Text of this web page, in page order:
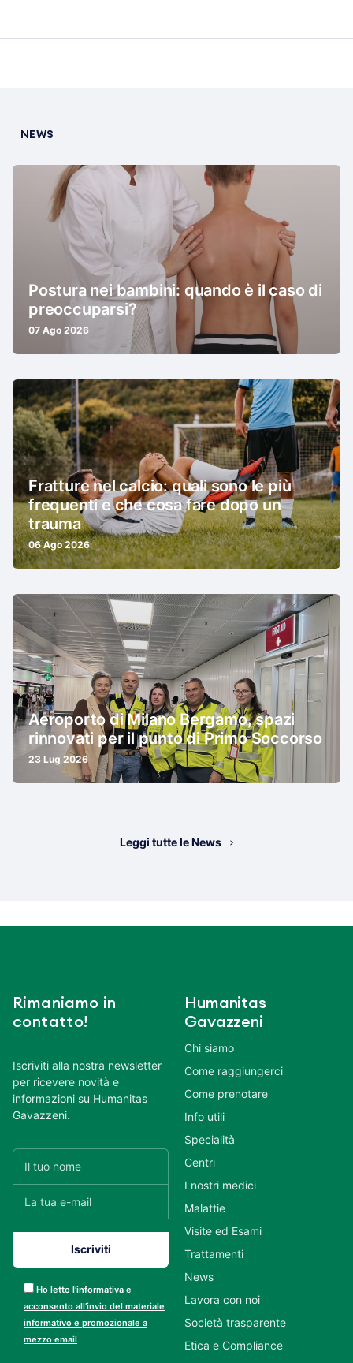
NEWS
Postura nei bambini: quando è il caso di
preoccuparsi?
07 Ago 2026
Fratture nel calcio: quali sono le più
frequenti e che cosa fare dopo un
trauma
06 Ago 2026
Aeroporto di Milano Bergamo, spazi
rinnovati per il punto di Primo Soccorso
23 Lug 2026
Leggi tutte le News
Rimaniamo in
contatto!
Iscriviti alla nostra newsletter
per ricevere novità e
informazioni su Humanitas
Gavazzeni.
Ho letto l’informativa e
acconsento all’invio del materiale
informativo e promozionale a
mezzo email
Humanitas
Gavazzeni
Chi siamo
Come raggiungerci
Come prenotare
Info utili
Specialità
Centri
I nostri medici
Malattie
Visite ed Esami
Trattamenti
News
Lavora con noi
Società trasparente
Etica e Compliance